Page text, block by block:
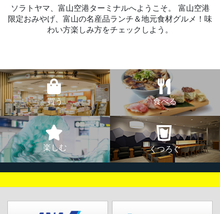
ソラトヤマ、富山空港ターミナルへようこそ。
富山空港
限定おみやげ、富山の名産品ランチ＆地元食材グルメ！味
わい方楽しみ方をチェックしよう。
買う 食べる
楽しむ くつろぐ